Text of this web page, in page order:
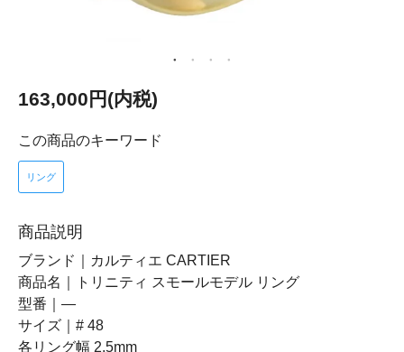
163,000円(内税)
この商品のキーワード
リング
商品説明
ブランド｜カルティエ CARTIER
商品名｜トリニティ スモールモデル リング
型番｜―
サイズ｜# 48
各リング幅 2.5mm